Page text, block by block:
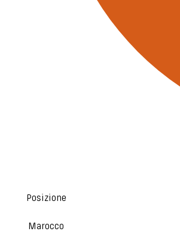
Posizione
Marocco